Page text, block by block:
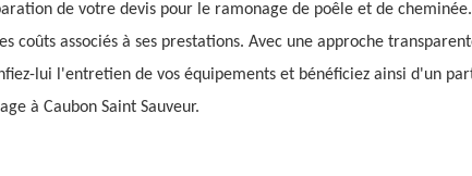
de votre devis pour le ramonage de poêle et de
associés à ses prestations. Avec une approche
lui l'entretien de vos équipements et bénéficiez ainsi d'un
à Caubon Saint Sauveur.